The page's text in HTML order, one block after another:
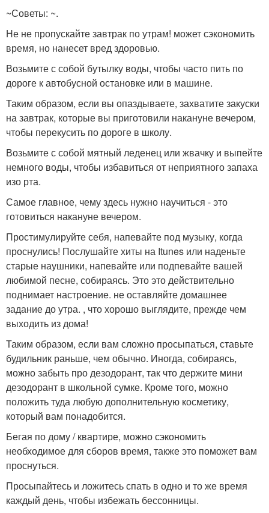
~Советы: ~.
Не не пропускайте завтрак по утрам! может сэкономить
время, но нанесет вред здоровью.
Возьмите с собой бутылку воды, чтобы часто пить по
дороге к автобусной остановке или в машине.
Таким образом, если вы опаздываете, захватите закуски
на завтрак, которые вы приготовили накануне вечером,
чтобы перекусить по дороге в школу.
Возьмите с собой мятный леденец или жвачку и выпейте
немного воды, чтобы избавиться от неприятного запаха
изо рта.
Самое главное, чему здесь нужно научиться - это
готовиться накануне вечером.
Простимулируйте себя, напевайте под музыку, когда
проснулись! Послушайте хиты на Itunes или наденьте
старые наушники, напевайте или подпевайте вашей
любимой песне, собираясь. Это это действительно
поднимает настроение. не оставляйте домашнее
задание до утра. , что хорошо выглядите, прежде чем
выходить из дома!
Таким образом, если вам сложно просыпаться, ставьте
будильник раньше, чем обычно. Иногда, собираясь,
можно забыть про дезодорант, так что держите мини
дезодорант в школьной сумке. Кроме того, можно
положить туда любую дополнительную косметику,
который вам понадобится.
Бегая по дому / квартире, можно сэкономить
необходимое для сборов время, также это поможет вам
проснуться.
Просыпайтесь и ложитесь спать в одно и то же время
каждый день, чтобы избежать бессонницы.